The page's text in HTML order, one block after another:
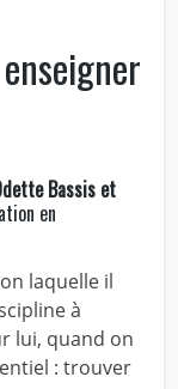
Bassis et
en
laquelle il
à
lui, quand on
: trouver